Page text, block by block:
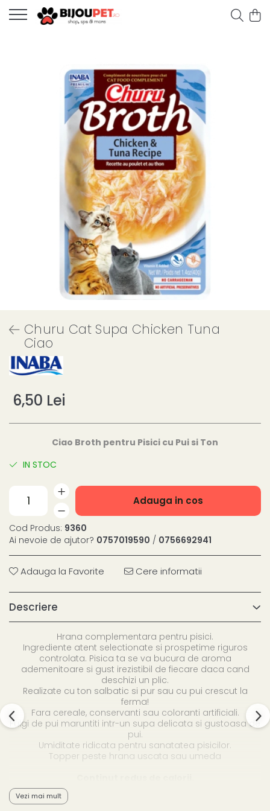
Churu Cat Supa Chicken Tuna
Ciao
6,50 Lei
Ciao Broth pentru Pisici cu Pui si Ton
IN STOC
Adauga in cos
Cod Produs: 9360
Ai nevoie de ajutor? 0757019590 / 0756692941
Adauga la Favorite Cere informatii
Descriere
Hrana complementara pentru pisici.
Ingrediente atent selectionate si prospetime riguros
controlata. Pisica ta se va bucura de aroma
ademenitoare si gust irezistibil de fiecare daca cand
deschizi un plic.
Realizate cu ton salbatic si pur sau cu pui crescut la
ferma!
Fara cereale, conservanti sau coloranti artificiali.
Fulgi de pui maruntiti intr-un supa delicata si gustoasa de
pui.
Umiditate ridicata pentru sanatatea pisicilor.
Topper peste hrana uscata sau umeda
COMPOZITIE:
Vezi mai mult